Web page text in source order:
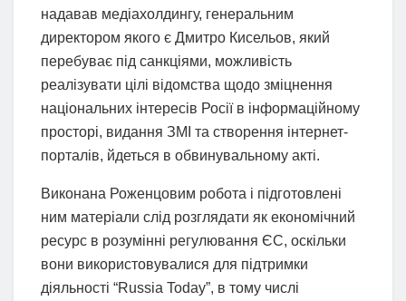
надавав медіахолдингу, генеральним
директором якого є Дмитро Кисельов, який
перебуває під санкціями, можливість
реалізувати цілі відомства щодо зміцнення
національних інтересів Росії в інформаційному
просторі, видання ЗМІ та створення інтернет-
порталів, йдеться в обвинувальному акті.
Виконана Роженцовим робота і підготовлені
ним матеріали слід розглядати як економічний
ресурс в розумінні регулювання ЄС, оскільки
вони використовувалися для підтримки
діяльності “Russia Today”, в тому числі